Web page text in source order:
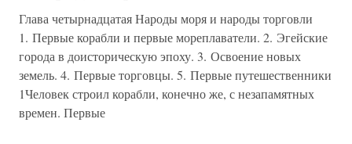
Глава четырнадцатая Народы моря и народы торговли
1. Первые корабли и первые мореплаватели. 2. Эгейские
города в доисторическую эпоху. 3. Освоение новых
земель. 4. Первые торговцы. 5. Первые путешественники
1Человек строил корабли, конечно же, с незапамятных
времен. Первые